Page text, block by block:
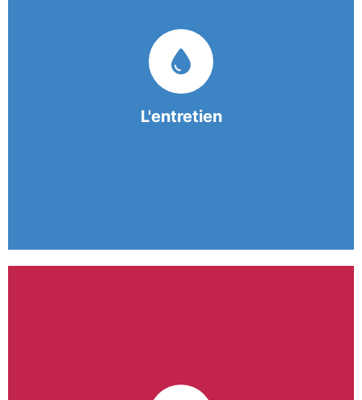
L'entretien
garantissent une prestation de nettoyage de
qualité.
bergeracois. A travers les Temps d’Activités